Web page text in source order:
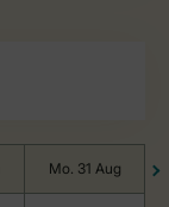
Mo. 31 Aug